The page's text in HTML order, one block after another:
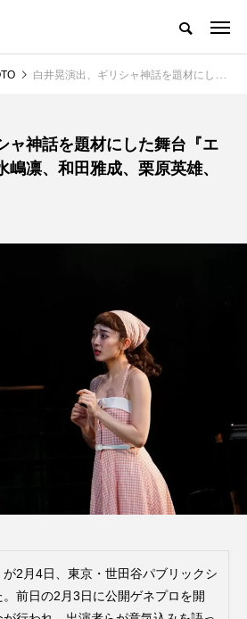
白井晃演出、ギリシャ神話を題材にした舞台『エウリディケ』に、水嶋凛、和田雅成、栗原英雄、崎山つばさが挑む
ャ神話を題材にした舞台『エ
嶋凛、和田雅成、栗原英雄、
2月4日、東京・世田谷パブリックシ
前日の2月3日に公開ゲネプロを開